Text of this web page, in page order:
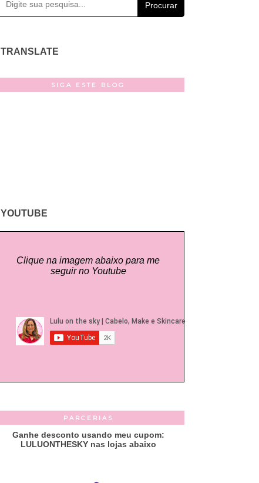
Procurar
TRANSLATE
SIGA ESTE BLOG
YOUTUBE
Clique na imagem abaixo para me
seguir no Youtube
PARCERIAS
Ganhe desconto usando meu cupom:
LULUONTHESKY nas lojas abaixo